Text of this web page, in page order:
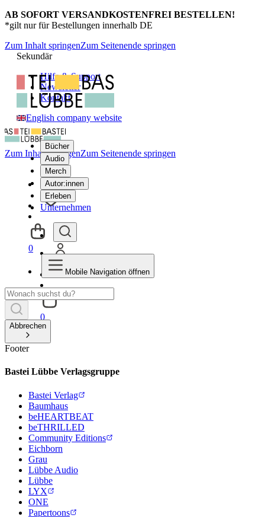
AB SOFORT VERSANDKOSTENFREI BESTELLEN!
*gilt nur für Bestellungen innerhalb DE
Zum Inhalt springenZum Seitenende springen
Sekundär
Hilfe & Support
Newsletter
Kontakt
English company website
Bücher
Audio
Merch
Autor:innen
Erleben
Unternehmen
0
Zum Inhalt springenZum Seitenende springen
0
Mobile Navigation öffnen
Abbrechen
Footer
Bastei Lübbe Verlagsgruppe
Bastei Verlag
Baumhaus
beHEARTBEAT
beTHRILLED
Community Editions
Eichborn
Grau
Lübbe Audio
Lübbe
LYX
ONE
Papertoons